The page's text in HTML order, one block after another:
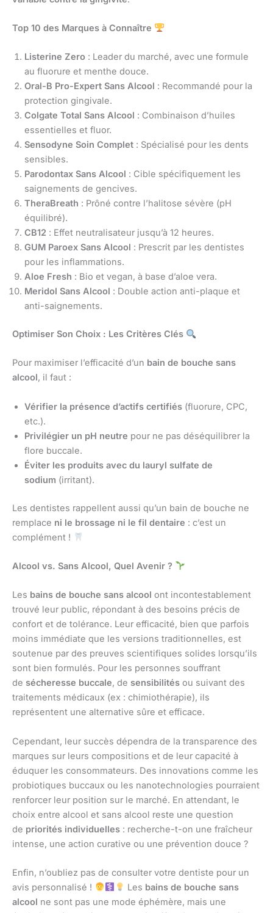
Top 10 des Marques à Connaître
Listerine Zero : Leader du marché, avec une formule
au fluorure et menthe douce.
Oral-B Pro-Expert Sans Alcool : Recommandé pour la
protection gingivale.
Colgate Total Sans Alcool : Combinaison d’huiles
essentielles et fluor.
Sensodyne Soin Complet : Spécialisé pour les dents
sensibles.
Parodontax Sans Alcool : Cible spécifiquement les
saignements de gencives.
TheraBreath : Prôné contre l’halitose sévère (pH
équilibré).
CB12 : Effet neutralisateur jusqu’à 12 heures.
GUM Paroex Sans Alcool : Prescrit par les dentistes
pour les inflammations.
Aloe Fresh : Bio et vegan, à base d’aloe vera.
Meridol Sans Alcool : Double action anti-plaque et
anti-saignements.
Optimiser Son Choix : Les Critères Clés
Pour maximiser l’efficacité d’un bain de bouche sans
alcool, il faut :
Vérifier la présence d’actifs certifiés (fluorure, CPC,
etc.).
Privilégier un pH neutre pour ne pas déséquilibrer la
flore buccale.
Éviter les produits avec du lauryl sulfate de
sodium (irritant).
Les dentistes rappellent aussi qu’un bain de bouche ne
remplace ni le brossage ni le fil dentaire : c’est un
complément !
Alcool vs. Sans Alcool, Quel Avenir ?
Les bains de bouche sans alcool ont incontestablement
trouvé leur public, répondant à des besoins précis de
confort et de tolérance. Leur efficacité, bien que parfois
moins immédiate que les versions traditionnelles, est
soutenue par des preuves scientifiques solides lorsqu’ils
sont bien formulés. Pour les personnes souffrant
de sécheresse buccale, de sensibilités ou suivant des
traitements médicaux (ex : chimiothérapie), ils
représentent une alternative sûre et efficace.
Cependant, leur succès dépendra de la transparence des
marques sur leurs compositions et de leur capacité à
éduquer les consommateurs. Des innovations comme les
probiotiques buccaux ou les nanotechnologies pourraient
renforcer leur position sur le marché. En attendant, le
choix entre alcool et sans alcool reste une question
de priorités individuelles : recherche-t-on une fraîcheur
intense, une action curative ou une prévention douce ?
Enfin, n’oubliez pas de consulter votre dentiste pour un
avis personnalisé !
Les bains de bouche sans
alcool ne sont pas une mode éphémère, mais une